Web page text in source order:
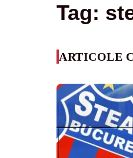
Tag:
ARTICOLE